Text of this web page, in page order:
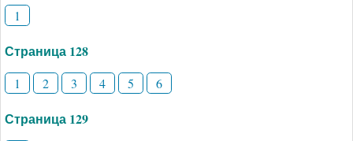
1
Страница 128
1 2 3 4 5 6
Страница 129